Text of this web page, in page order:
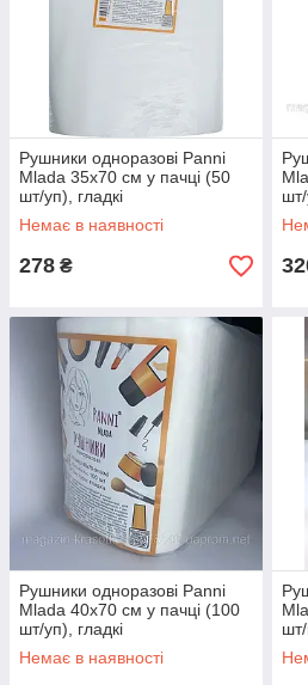
Рушники одноразові Panni
Mlada 35х70 см у пачці (50
шт/уп), гладкі
Немає в наявності
278 ₴
шт/
Рушники одноразові Panni
Mlada 40х70 см у пачці (100
шт/уп), гладкі
Немає в наявності
шт/